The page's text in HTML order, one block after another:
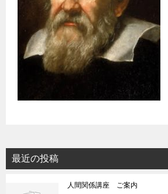
最近の投稿
人間関係講座 ご案内